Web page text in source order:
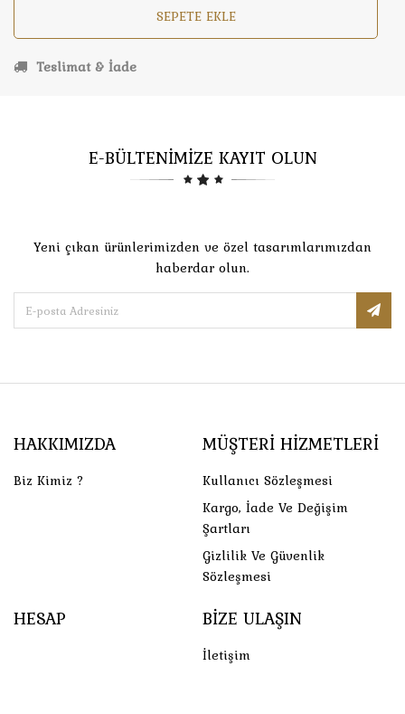
SEPETE EKLE
Teslimat & İade
E-BÜLTENİMİZE KAYIT OLUN
Yeni çıkan ürünlerimizden ve özel tasarımlarımızdan
haberdar olun.
HAKKIMIZDA
Biz Kimiz ?
MÜŞTERI HIZMETLERI
Kullanıcı Sözleşmesi
Kargo, İade Ve Değişim
Şartları
Gizlilik Ve Güvenlik
Sözleşmesi
HESAP BIZE ULAŞIN
İletişim